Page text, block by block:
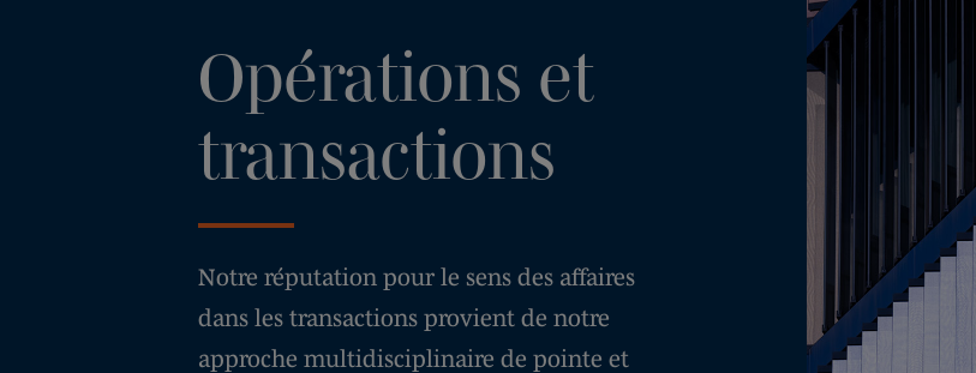
Opérations et
transactions
Notre réputation pour le sens des affaires
dans les transactions provient de notre
approche multidisciplinaire de pointe et